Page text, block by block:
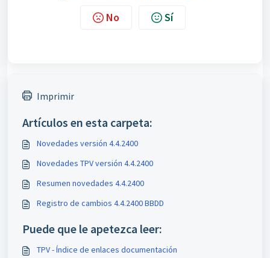
No Sí
Imprimir
Artículos en esta carpeta:
Novedades versión 4.4.2400
Novedades TPV versión 4.4.2400
Resumen novedades 4.4.2400
Registro de cambios 4.4.2400 BBDD
Puede que le apetezca leer:
TPV - Índice de enlaces documentación